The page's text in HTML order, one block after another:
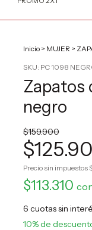
Inicio > MUJER >
SKU: PC 1098
Zapatos
negro
$159.900
Precio sin impuestos
$113.310
6 cuotas sin
10% de